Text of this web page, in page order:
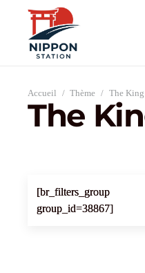
Accueil / Thème / The
The
[br_filters_group
group_id=38867]